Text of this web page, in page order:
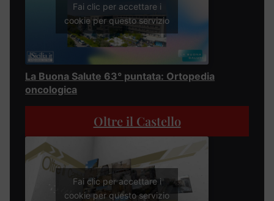
Fai clic per accettare i
cookie per questo servizio
La Buona Salute 63° puntata: Ortopedia
oncologica
Oltre il Castello
Fai clic per accettare i
cookie per questo servizio